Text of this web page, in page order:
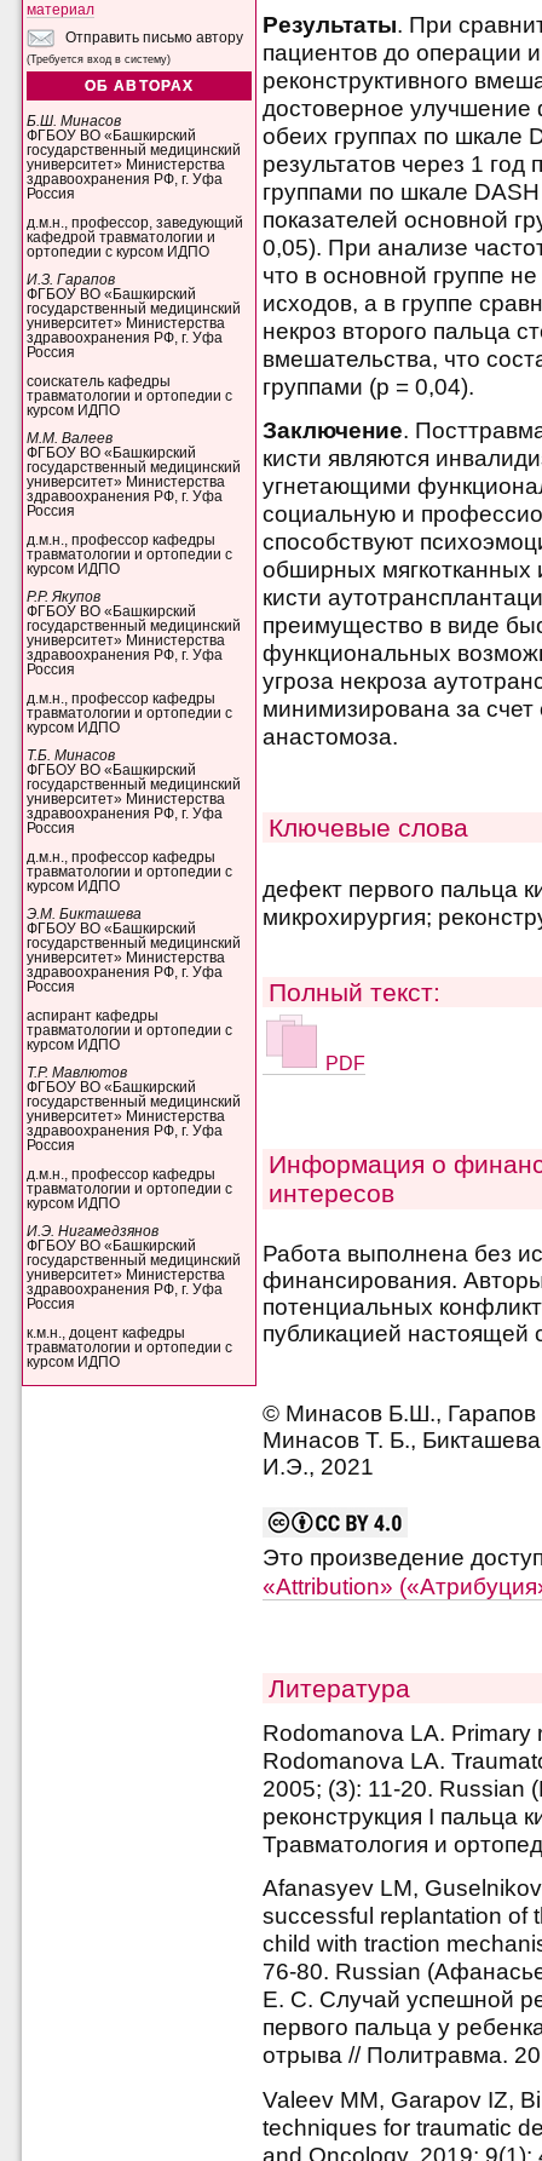
материал
Отправить письмо автору
(Требуется вход в систему)
ОБ АВТОРАХ
Б.Ш. Минасов
ФГБОУ ВО «Башкирский
государственный медицинский
университет» Министерства
здравоохранения РФ, г. Уфа
Россия
д.м.н., профессор, заведующий
кафедрой травматологии и
ортопедии с курсом ИДПО
И.З. Гарапов
ФГБОУ ВО «Башкирский
государственный медицинский
университет» Министерства
здравоохранения РФ, г. Уфа
Россия
соискатель кафедры
травматологии и ортопедии с
курсом ИДПО
М.М. Валеев
ФГБОУ ВО «Башкирский
государственный медицинский
университет» Министерства
здравоохранения РФ, г. Уфа
Россия
д.м.н., профессор кафедры
травматологии и ортопедии с
курсом ИДПО
Р.Р. Якупов
ФГБОУ ВО «Башкирский
государственный медицинский
университет» Министерства
здравоохранения РФ, г. Уфа
Россия
д.м.н., профессор кафедры
травматологии и ортопедии с
курсом ИДПО
Т.Б. Минасов
ФГБОУ ВО «Башкирский
государственный медицинский
университет» Министерства
здравоохранения РФ, г. Уфа
Россия
д.м.н., профессор кафедры
травматологии и ортопедии с
курсом ИДПО
Э.М. Бикташева
ФГБОУ ВО «Башкирский
государственный медицинский
университет» Министерства
здравоохранения РФ, г. Уфа
Россия
аспирант кафедры
травматологии и ортопедии с
курсом ИДПО
Т.Р. Мавлютов
ФГБОУ ВО «Башкирский
государственный медицинский
университет» Министерства
здравоохранения РФ, г. Уфа
Россия
д.м.н., профессор кафедры
травматологии и ортопедии с
курсом ИДПО
И.Э. Нигамедзянов
ФГБОУ ВО «Башкирский
государственный медицинский
университет» Министерства
здравоохранения РФ, г. Уфа
Россия
к.м.н., доцент кафедры
травматологии и ортопедии с
курсом ИДПО
Результаты. При
пациентов до операции
реконструктивного
достоверное
обеих группах по шкале
результатов через 1
группами по шкале
показателей основной
0,05). При анализе
что в основной группе
исходов, а в группе
некроз второго пальца
вмешательства, что
группами (p = 0,04).
Заключение.
кисти являются
угнетающими
социальную и
способствуют
обширных мягкотканных
кисти
преимущество в виде
функциональных
угроза некроза
минимизирована за
анастомоза.
Ключевые слова
дефект первого пальца
микрохирургия;
Полный текст:
PDF
Информация о
интересов
Работа выполнена без
финансирования.
потенциальных
публикацией настоящей
© Минасов Б.Ш.,
Минасов Т. Б.,
И.Э., 2021
Это произведение
«Attribution»
Литература
Rodomanova LA. Primary
Rodomanova LA.
2005; (3): 11-20. Russian
реконструкция I пальца
Травматология и
Afanasyev LM,
successful replantation of
child with traction
76-80. Russian
Е. С. Случай успешной
первого пальца у
отрыва // Политравма.
Valeev MM, Garapov IZ,
techniques for traumatic
and Oncology. 2019;